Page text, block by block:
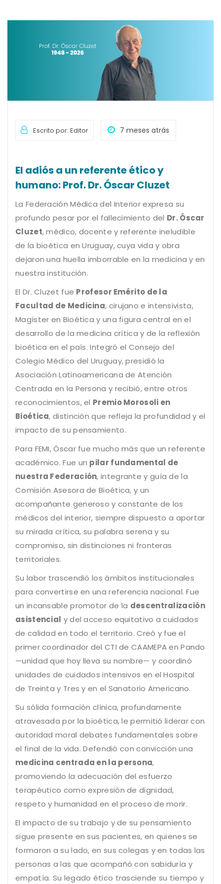
Escrito por: Editor 7 meses atrás
El adiós a un referente ético y
humano: Prof. Dr. Óscar Cluzet
La Federación Médica del Interior expresa su
profundo pesar por el fallecimiento del Dr. Óscar
Cluzet, médico, docente y referente ineludible
de la bioética en Uruguay, cuya vida y obra
dejaron una huella imborrable en la medicina y en
nuestra institución.
El Dr. Cluzet fue Profesor Emérito de la
Facultad de Medicina, cirujano e intensivista,
Magíster en Bioética y una figura central en el
desarrollo de la medicina crítica y de la reflexión
bioética en el país. Integró el Consejo del
Colegio Médico del Uruguay, presidió la
Asociación Latinoamericana de Atención
Centrada en la Persona y recibió, entre otros
reconocimientos, el Premio Morosoli en
Bioética, distinción que refleja la profundidad y el
impacto de su pensamiento.
Para FEMI, Óscar fue mucho más que un referente
académico. Fue un pilar fundamental de
nuestra Federación, integrante y guía de la
Comisión Asesora de Bioética, y un
acompañante generoso y constante de los
médicos del interior, siempre dispuesto a aportar
su mirada crítica, su palabra serena y su
compromiso, sin distinciones ni fronteras
territoriales.
Su labor trascendió los ámbitos institucionales
para convertirse en una referencia nacional. Fue
un incansable promotor de la descentralización
asistencial y del acceso equitativo a cuidados
de calidad en todo el territorio. Creó y fue el
primer coordinador del CTI de CAAMEPA en Pando
—unidad que hoy lleva su nombre— y coordinó
unidades de cuidados intensivos en el Hospital
de Treinta y Tres y en el Sanatorio Americano.
Su sólida formación clínica, profundamente
atravesada por la bioética, le permitió liderar con
autoridad moral debates fundamentales sobre
el final de la vida. Defendió con convicción una
medicina centrada en la persona,
promoviendo la adecuación del esfuerzo
terapéutico como expresión de dignidad,
respeto y humanidad en el proceso de morir.
El impacto de su trabajo y de su pensamiento
sigue presente en sus pacientes, en quienes se
formaron a su lado, en sus colegas y en todas las
personas a las que acompañó con sabiduría y
empatía. Su legado ético trasciende su tiempo y